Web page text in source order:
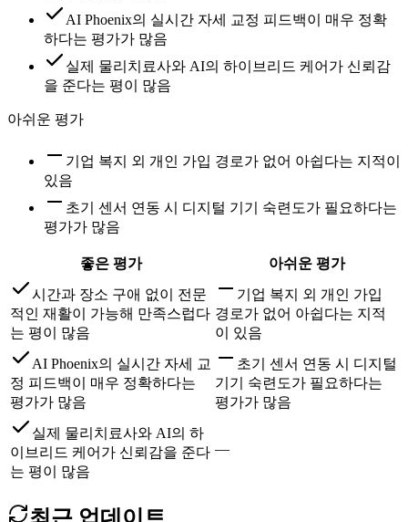
AI Phoenix의 실시간 자세 교정 피드백이 매우 정확
하다는 평가가 많음
실제 물리치료사와 AI의 하이브리드 케어가 신뢰감
을 준다는 평이 많음
아쉬운 평가
기업 복지 외 개인 가입 경로가 없어 아쉽다는 지적이
있음
초기 센서 연동 시 디지털 기기 숙련도가 필요하다는
평가가 많음
좋은 평가
아쉬운 평가
시간과 장소 구애 없이 전문
적인 재활이 가능해 만족스럽다
는 평이 많음
기업 복지 외 개인 가입
경로가 없어 아쉽다는 지적
이 있음
AI Phoenix의 실시간 자세 교
정 피드백이 매우 정확하다는
평가가 많음
초기 센서 연동 시 디지털
기기 숙련도가 필요하다는
평가가 많음
실제 물리치료사와 AI의 하
이브리드 케어가 신뢰감을 준다
는 평이 많음
—
최근 업데이트